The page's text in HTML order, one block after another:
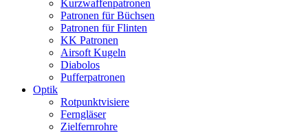
Kurzwaffenpatronen
Patronen für Büchsen
Patronen für Flinten
KK Patronen
Airsoft Kugeln
Diabolos
Pufferpatronen
Optik
Rotpunktvisiere
Ferngläser
Zielfernrohre